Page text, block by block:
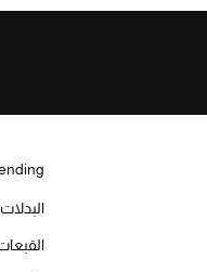
البدلات